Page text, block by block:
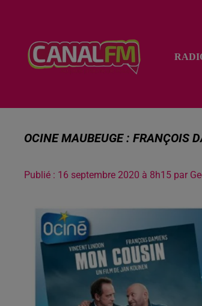
OCINE MAUBEUGE : FRANÇOIS
Publié : 16 septembre 2020 à 8h15 par
6h00 - 9h00